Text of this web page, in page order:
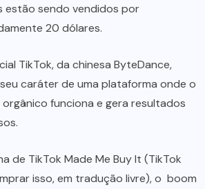
estão sendo vendidos por
20 dólares.
TikTok, da chinesa ByteDance,
caráter de uma plataforma onde o
orgânico funciona e gera resultados
de TikTok Made Me Buy It (TikTok
isso, em tradução livre), o boom